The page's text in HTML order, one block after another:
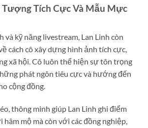
Tượng Tích Cực Và Mẫu Mực
và kỹ năng livestream, Lan Linh còn
cách cô xây dựng hình ảnh tích cực,
xã hội. Cô luôn thể hiện sự tôn trọng
phát ngôn tiêu cực và hướng đến
cộng đồng.
thông minh giúp Lan Linh ghi điểm
mộ mà còn với các đồng nghiệp,